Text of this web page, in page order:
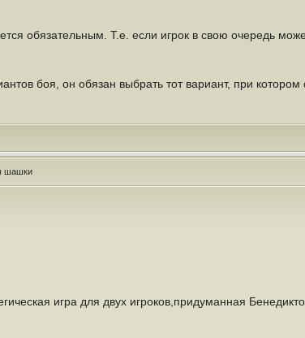
обязательным. Т.е. если игрок в свою очередь
боя, он обязан выбрать тот вариант, при
шашки
игра для двух игроков,придуманная